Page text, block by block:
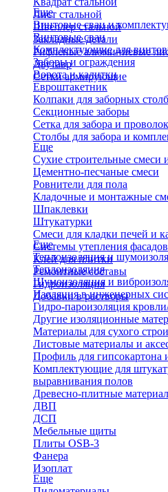
Лист стальной
Швеллер стальной
Закладные детали
Рифленые алюминиевые
Двутавр
Сетки армирующие
Еще
Винтовые сваи и
Винтовые сваи
Комплектующие для
Заборы и ограждения
Ворота и калитки
Евроштакетник
Колпаки для заборных
Секционные заборы
Сетка для забора и
Столбы для забора и
Еще
Сухие строительные смеси
Цементно-песчаные смеси
Ровнители для пола
Кладочные и монтажные
Шпаклевки
Штукатурки
Смеси для кладки печей и
Системы утепления фасадов
Клей для плитки
Ремонтные составы
Гидроизоляция
Добавки в растворы
Еще
Теплоизоляция и
Теплоизоляция
Шумоизоляция и
Изоляция в инженерных
Гидро-пароизоляция
Другие изоляционные
Материалы для сухого
Листовые материалы и
Профиль для гипсокартона
Комплектующие для
выравнивания полов
Древесно-плитные
ДВП
ДСП
Мебельные щиты
Плиты OSB-3
Фанера
Изоплат
Еще